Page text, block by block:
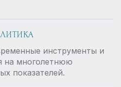
инструменты и
на многолетнюю
показателей.